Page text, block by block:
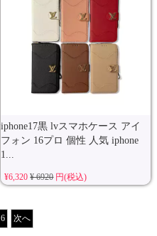
iphone17黒 lvスマホケース アイ
フォン 16プロ 個性 人気 iphone
1...
¥6,320¥ 6920円(税込)
6 次へ